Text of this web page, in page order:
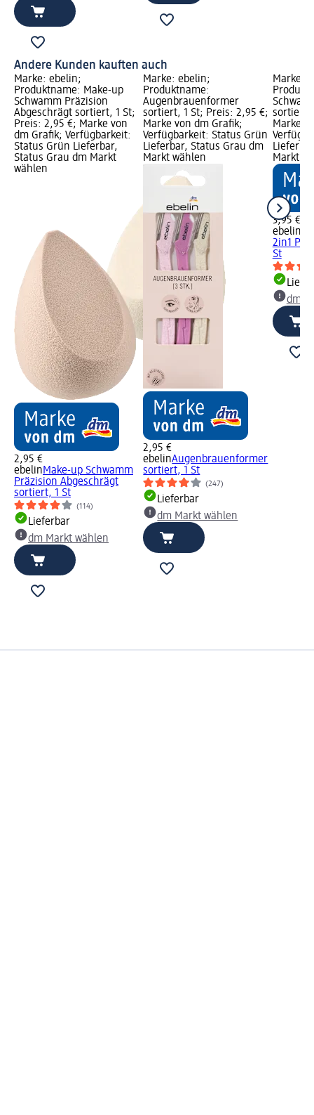
Andere Kunden kauften auch
Marke: ebelin;
Produktname: Make-up
Schwamm Präzision
Abgeschrägt sortiert, 1 St;
Preis: 2,95 €; Marke von
dm Grafik; Verfügbarkeit:
Status Grün Lieferbar,
Status Grau dm Markt
wählen
2,95 €
ebelinMake-up Schwamm
Präzision Abgeschrägt
sortiert, 1 St
(114)
Lieferbar
dm Markt wählen
Marke: ebelin;
Produktname:
Augenbrauenformer
sortiert, 1 St; Preis: 2,95 €;
Marke von dm Grafik;
Verfügbarkeit: Status Grün
Lieferbar, Status Grau dm
Markt wählen
2,95 €
ebelinAugenbrauenformer
sortiert, 1 St
(247)
Lieferbar
dm Markt wählen
Marke:
sortiert,
Marke
Markt
3,95 €
ebelin
2in1
St
dm